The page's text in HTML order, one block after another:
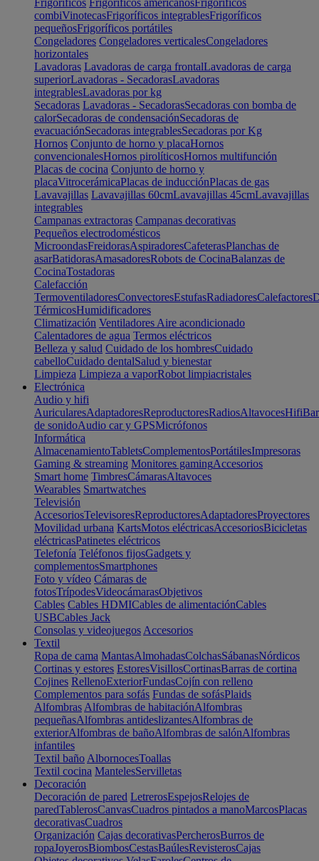
Frigoríficos Frigoríficos americanosFrigoríficos
combiVinotecasFrigoríficos integrablesFrigoríficos
pequeñosFrigoríficos portátiles
Congeladores Congeladores verticalesCongeladores
horizontales
Lavadoras Lavadoras de carga frontalLavadoras de carga
superiorLavadoras - SecadorasLavadoras
integrablesLavadoras por kg
Secadoras Lavadoras - SecadorasSecadoras con bomba de
calorSecadoras de condensaciónSecadoras de
evacuaciónSecadoras integrablesSecadoras por Kg
Hornos Conjunto de horno y placaHornos
convencionalesHornos pirolíticosHornos multifunción
Placas de cocina Conjunto de horno y
placaVitrocerámicaPlacas de inducciónPlacas de gas
Lavavajillas Lavavajillas 60cmLavavajillas 45cmLavavajillas
integrables
Campanas extractoras Campanas decorativas
Pequeños electrodomésticos
MicroondasFreidorasAspiradoresCafeterasPlanchas de
asarBatidorasAmasadoresRobots de CocinaBalanzas de
CocinaTostadoras
Calefacción
TermoventiladoresConvectoresEstufasRadiadoresCalefactores
TérmicosHumidificadores
Climatización Ventiladores Aire acondicionado
Calentadores de agua Termos eléctricos
Belleza y salud Cuidado de los hombresCuidado
cabelloCuidado dentalSalud y bienestar
Limpieza Limpieza a vaporRobot limpiacristales
Electrónica
Audio y hifi
AuricularesAdaptadoresReproductoresRadiosAltavocesHifi
de sonidoAudio car y GPSMicrófonos
Informática
AlmacenamientoTabletsComplementosPortátilesImpresoras
Gaming & streaming Monitores gamingAccesorios
Smart home TimbresCámarasAltavoces
Wearables Smartwatches
Televisión
AccesoriosTelevisoresReproductoresAdaptadoresProyectores
Movilidad urbana KartsMotos eléctricasAccesoriosBicicletas
eléctricasPatinetes eléctricos
Telefonía Teléfonos fijosGadgets y
complementosSmartphones
Foto y vídeo Cámaras de
fotosTrípodesVideocámarasObjetivos
Cables Cables HDMICables de alimentaciónCables
USBCables Jack
Consolas y videojuegos Accesorios
Textil
Ropa de cama MantasAlmohadasColchasSábanasNórdicos
Cortinas y estores EstoresVisillosCortinasBarras de cortina
Cojines RellenoExteriorFundasCojín con relleno
Complementos para sofás Fundas de sofásPlaids
Alfombras Alfombras de habitaciónAlfombras
pequeñasAlfombras antideslizantesAlfombras de
exteriorAlfombras de bañoAlfombras de salónAlfombras
infantiles
Textil baño AlbornocesToallas
Textil cocina MantelesServilletas
Decoración
Decoración de pared LetrerosEspejosRelojes de
paredTablerosCanvasCuadros pintados a manoMarcosPlacas
decorativasCuadros
Organización Cajas decorativasPercherosBurros de
ropaJoyerosBiombosCestasBaúlesRevisterosCajas